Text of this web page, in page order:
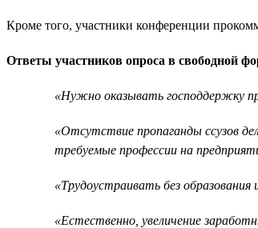
Кроме того, участники конференции
Ответы участников опроса в свободной
«Нужно оказывать господдержку
«Отсутствие пропаганды ссузов
требуемые профессии на
«Трудоустраивать без
«Естественно, увеличение